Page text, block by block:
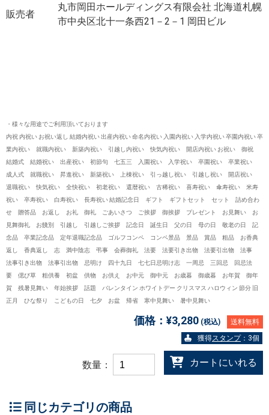
販売者
丸市岡田ホールディングス有限会社 北海道札幌
市中央区北十一条西21－2－1 岡田ビル
・様々な用途でご利用頂いております
内祝 内祝い お祝い返し 結婚内祝い 出産内祝い 命名内祝い 入園内祝い 入学内祝い 卒園内祝い 卒
業内祝い 就職内祝い 新築内祝い 引越し内祝い 快気内祝い 開店内祝い お祝い 御祝
結婚式 結婚祝い 出産祝い 初節句 七五三 入園祝い 入学祝い 卒園祝い 卒業祝い
成人式 就職祝い 昇進祝い 新築祝い 上棟祝い 引っ越し祝い 引越し祝い 開店祝い
退職祝い 快気祝い 全快祝い 初老祝い 還暦祝い 古稀祝い 喜寿祝い 傘寿祝い 米寿
祝い 卒寿祝い 白寿祝い 長寿祝い 結婚記念日 ギフト ギフトセット セット 詰め合わ
せ 贈答品 お返し お礼 御礼 ごあいさつ ご挨拶 御挨拶 プレゼント お見舞い お
見舞御礼 お餞別 引越し 引越しご挨拶 記念日 誕生日 父の日 母の日 敬老の日 記
念品 卒業記念品 定年退職記念品 ゴルフコンペ コンペ景品 景品 賞品 粗品 お香典
返し 香典返し 志 満中陰志 弔事 会葬御礼 法要 法要引き出物 法要引出物 法事
法事引き出物 法事引出物 忌明け 四十九日 七七日忌明け志 一周忌 三回忌 回忌法
要 偲び草 粗供養 初盆 供物 お供え お中元 御中元 お歳暮 御歳暮 お年賀 御年
賀 残暑見舞い 年始挨拶 話題 バレンタイン ホワイトデー クリスマス ハロウィン 節分 旧
正月 ひな祭り こどもの日 七夕 お盆 帰省 寒中見舞い 暑中見舞い
価格： ¥3,280 (税込)
送料無料
獲得スタンプ：3個
数量： カートにいれる
同じカテゴリの商品